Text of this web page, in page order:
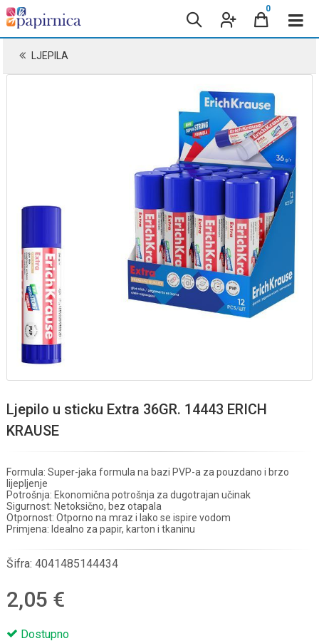
0
LJEPILA
Ljepilo u sticku Extra 36GR. 14443 ERICH
KRAUSE
Formula: Super-jaka formula na bazi PVP-a za pouzdano i brzo
lijepljenje
Potrošnja: Ekonomična potrošnja za dugotrajan učinak
Sigurnost: Netoksično, bez otapala
Otpornost: Otporno na mraz i lako se ispire vodom
Primjena: Idealno za papir, karton i tkaninu
Šifra: 4041485144434
2,05 €
Dostupno